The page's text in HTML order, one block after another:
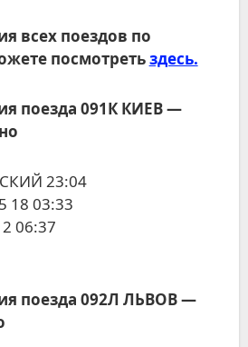
всех поездов по
посмотретьздесь.
поезда 091К КИЕВ ―
23:04
18 03:33
06:37
поезда 092Л ЛЬВОВ ―